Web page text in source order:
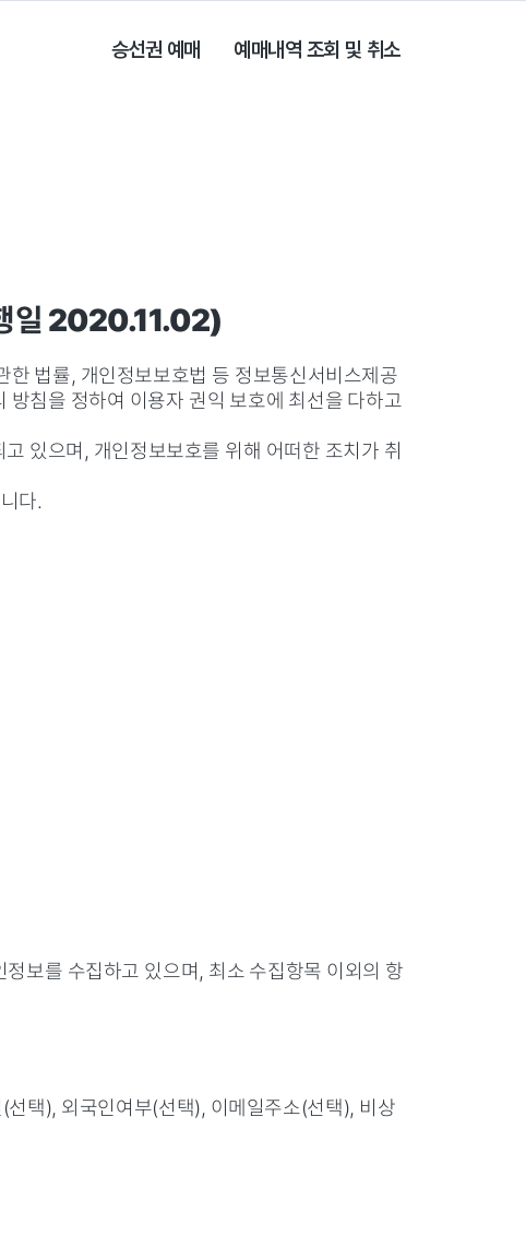
승선권 예매 예매내역 조회 및 취소
일 2020.11.02)
법률, 개인정보보호법 등 정보통신서비스제공
침을 정하여 이용자 권익 보호에 최선을 다하고
있으며, 개인정보보호를 위해 어떠한 조치가 취
다.
보를 수집하고 있으며, 최소 수집항목 이외의 항
택), 외국인여부(선택), 이메일주소(선택), 비상